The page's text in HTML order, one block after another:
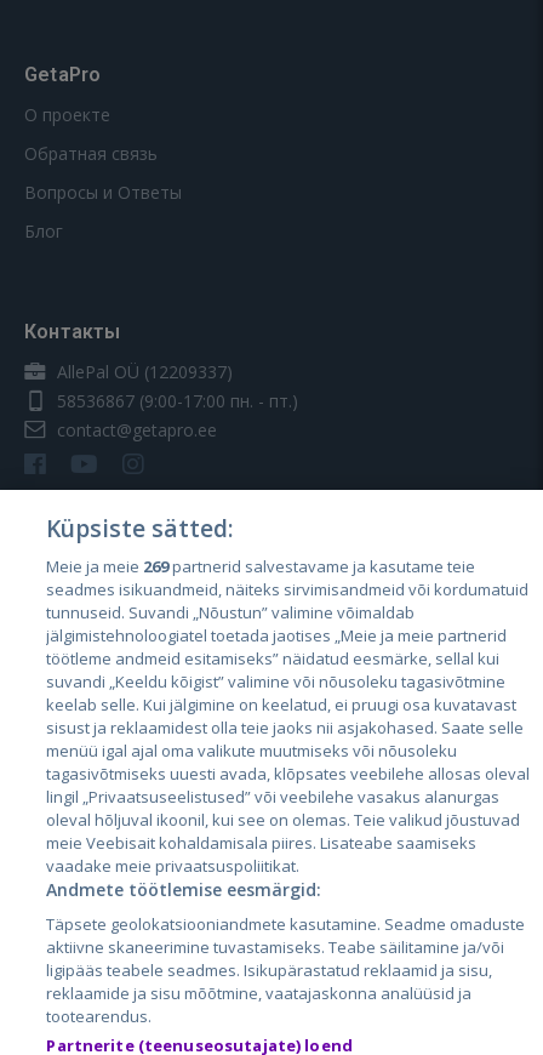
GetaPro
О проекте
Обратная связь
Вопросы и Ответы
Блог
Контакты
AllePal OÜ (12209337)
58536867 (9:00-17:00 пн. - пт.)
contact@getapro.ee
Страны
Эстония
Латвия
Литва
City24.lv
City24.ee
GetaPro.lv
GetaPro.ee
CVbankas.lt
Kainos.lt
Paslaugos.lt
auto24.ee
Küpsiste sätted:
Meie ja meie 269partnerid salvestavame ja kasutame teie
seadmes isikuandmeid, näiteks sirvimisandmeid või kordumatuid
tunnuseid. Suvandi „Nõustun” valimine võimaldab
jälgimistehnoloogiatel toetada jaotises „Meie ja meie partnerid
töötleme andmeid esitamiseks” näidatud eesmärke, sellal kui
suvandi „Keeldu kõigist” valimine või nõusoleku tagasivõtmine
keelab selle. Kui jälgimine on keelatud, ei pruugi osa kuvatavast
sisust ja reklaamidest olla teie jaoks nii asjakohased. Saate selle
menüü igal ajal oma valikute muutmiseks või nõusoleku
tagasivõtmiseks uuesti avada, klõpsates veebilehe allosas oleval
lingil „Privaatsuseelistused” või veebilehe vasakus alanurgas
oleval hõljuval ikoonil, kui see on olemas. Teie valikud jõustuvad
meie Veebisait kohaldamisala piires. Lisateabe saamiseks
vaadake meie privaatsuspoliitikat.
Andmete töötlemise eesmärgid:
Täpsete geolokatsiooniandmete kasutamine. Seadme omaduste
aktiivne skaneerimine tuvastamiseks. Teabe säilitamine ja/või
ligipääs teabele seadmes. Isikupärastatud reklaamid ja sisu,
reklaamide ja sisu mõõtmine, vaatajaskonna analüüsid ja
tootearendus.
Partnerite (teenuseosutajate) loend